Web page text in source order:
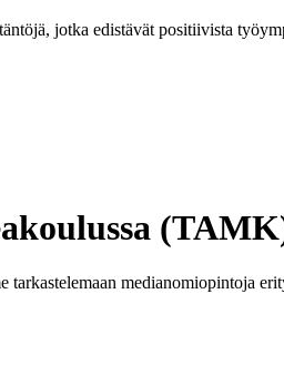
jotka edistävät positiivista
medianomiopintoja